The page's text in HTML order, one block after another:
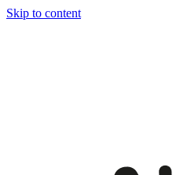
Skip to content